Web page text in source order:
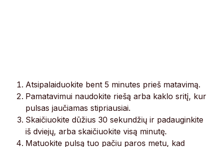
Atsipalaiduokite bent 5 minutes prieš matavimą.
Pamatavimui naudokite riešą arba kaklo sritį, kur
pulsas jaučiamas stipriausiai.
Skaičiuokite dūžius 30 sekundžių ir padauginkite
iš dviejų, arba skaičiuokite visą minutę.
Matuokite pulsą tuo pačiu paros metu, kad